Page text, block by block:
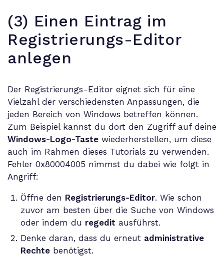
(3) Einen Eintrag im
Registrierungs-Editor
anlegen
Der Registrierungs-Editor eignet sich für eine
Vielzahl der verschiedensten Anpassungen, die
jeden Bereich von Windows betreffen können.
Zum Beispiel kannst du dort den Zugriff auf deine
Windows-Logo-Taste wiederherstellen, um diese
auch im Rahmen dieses Tutorials zu verwenden.
Fehler 0x80004005 nimmst du dabei wie folgt in
Angriff:
Öffne den Registrierungs-Editor. Wie schon
zuvor am besten über die Suche von Windows
oder indem du regedit ausführst.
Denke daran, dass du erneut administrative
Rechtebenötigst.